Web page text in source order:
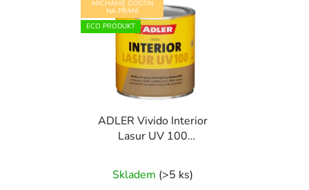
MÍCHÁME ODSTÍN
NA PŘÁNÍ
ECO PRODUKT
ADLER Vivido Interior
Lasur UV 100
lazura na dřevo pro
interiéry
Skladem (>5 ks)